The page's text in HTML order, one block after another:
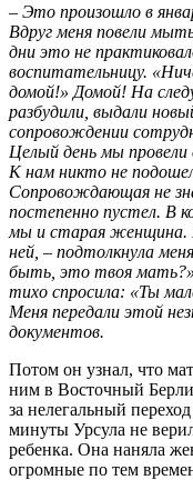
– Это произошло в
Вдруг меня повели
дни это не
воспитательницу.
домой!» Домой! На
разбудили, выдали
сопровождении
Целый день мы провели
К нам никто не
Сопровождающая не
постепенно пустел. В
мы и старая женщина.
ней, – подтолкнула
быть, это твоя
тихо спросила: «Ты
Меня передали этой
документов.
Потом он узнал, что
ним в Восточный
за нелегальный
минуты Урсула не
ребенка. Она наняла
огромные по тем